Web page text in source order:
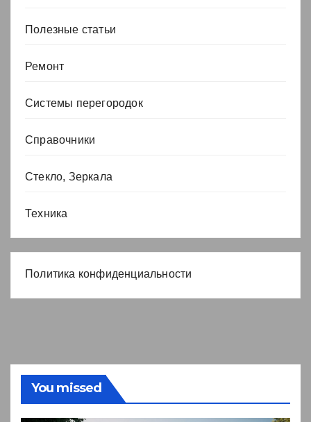
Полезные статьи
Ремонт
Системы перегородок
Справочники
Стекло, Зеркала
Техника
Политика конфиденциальности
You missed